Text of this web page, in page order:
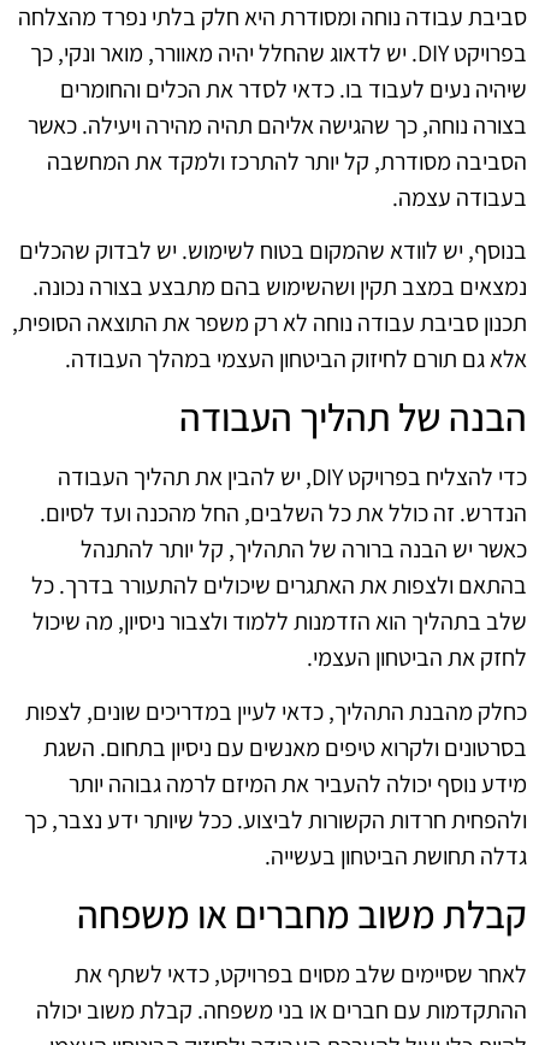
סביבת עבודה נוחה ומסודרת היא חלק בלתי נפרד מהצלחה
בפרויקט DIY. יש לדאוג שהחלל יהיה מאוורר, מואר ונקי, כך
שיהיה נעים לעבוד בו. כדאי לסדר את הכלים והחומרים
בצורה נוחה, כך שהגישה אליהם תהיה מהירה ויעילה. כאשר
הסביבה מסודרת, קל יותר להתרכז ולמקד את המחשבה
בעבודה עצמה.
בנוסף, יש לוודא שהמקום בטוח לשימוש. יש לבדוק שהכלים
נמצאים במצב תקין ושהשימוש בהם מתבצע בצורה נכונה.
תכנון סביבת עבודה נוחה לא רק משפר את התוצאה הסופית,
אלא גם תורם לחיזוק הביטחון העצמי במהלך העבודה.
הבנה של תהליך העבודה
כדי להצליח בפרויקט DIY, יש להבין את תהליך העבודה
הנדרש. זה כולל את כל השלבים, החל מהכנה ועד לסיום.
כאשר יש הבנה ברורה של התהליך, קל יותר להתנהל
בהתאם ולצפות את האתגרים שיכולים להתעורר בדרך. כל
שלב בתהליך הוא הזדמנות ללמוד ולצבור ניסיון, מה שיכול
לחזק את הביטחון העצמי.
כחלק מהבנת התהליך, כדאי לעיין במדריכים שונים, לצפות
בסרטונים ולקרוא טיפים מאנשים עם ניסיון בתחום. השגת
מידע נוסף יכולה להעביר את המיזם לרמה גבוהה יותר
ולהפחית חרדות הקשורות לביצוע. ככל שיותר ידע נצבר, כך
גדלה תחושת הביטחון בעשייה.
קבלת משוב מחברים או משפחה
לאחר שסיימים שלב מסוים בפרויקט, כדאי לשתף את
ההתקדמות עם חברים או בני משפחה. קבלת משוב יכולה